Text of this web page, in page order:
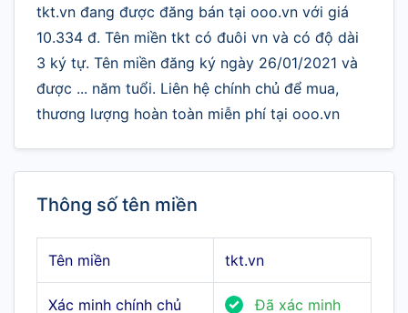
tkt.vn đang được đăng bán tại ooo.vn với giá
10.334 đ. Tên miền tkt có đuôi vn và có độ dài
3 ký tự. Tên miền đăng ký ngày 26/01/2021 và
được ... năm tuổi. Liên hệ chính chủ để mua,
thương lượng hoàn toàn miễn phí tại ooo.vn
Thông số tên miền
Tên miền tkt.vn
Xác minh chính chủ
Đã xác minh